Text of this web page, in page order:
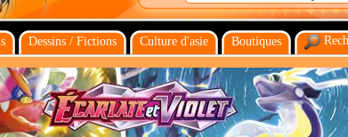
Dessins / Fictions Culture d'asie Boutiques